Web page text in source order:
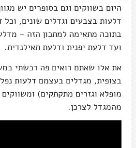
היום בשווקים וגם בסופרים יש
דלעות בצבעים וגדלים שונים,
בתוכה מתאימה למתכון הזה –
ועד דלעת יפנית ודלעת תאילנדית.
את אלו שאתם רואים פה רכשתי
בצופית, מגדלים בעצמם דלעות
מופלא וגזרים מתקתקים)
מהמגדל לצרכן.